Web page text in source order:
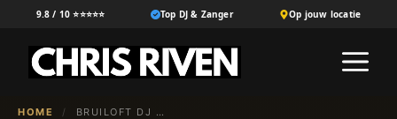
9.8 / 10 ⭐⭐⭐⭐⭐ Top DJ & Zanger Op jouw locatie
HOME / BRUILOFT DJ OP 28 MEI 2027 28-05-2027 | CHRIS RIVEN – ZINGENDE DJ VOOR JOUW TROUWDAG